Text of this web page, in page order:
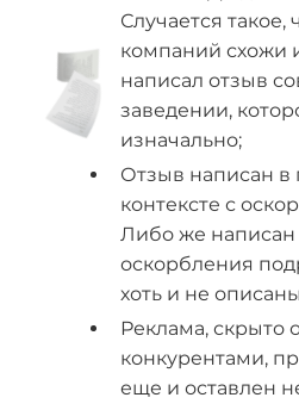
Случается такое,
компаний схожи
написал отзыв
заведении,
изначально;
Отзыв написан в
контексте с
Либо же написан
оскорбления
хоть и не
Реклама, скрыто
конкурентами,
еще и оставлен